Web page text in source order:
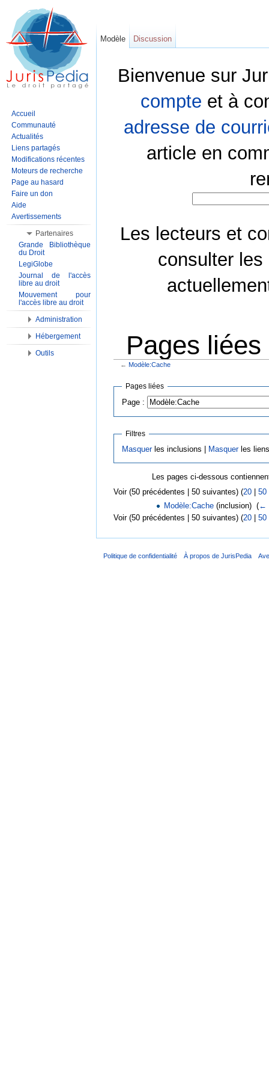
Bienvenue sur
compte et à
adresse de
article en
Les lecteurs et
consulter les
Pages
← Modèle:Cache
Pages liées
Page :
Filtres
Masquerles inclusions | Masquerles
Les pages ci-dessous
Voir (50 précédentes | 50 suivantes) (20 50
Modèle:Cache (inclusion) ‎(←
Voir (50 précédentes | 50 suivantes) (20 50
Modèle Discussion
Accueil
Communauté
Actualités
Liens partagés
Modifications récentes
Moteurs de recherche
Page au hasard
Faire un don
Aide
Avertissements
Partenaires
Grande Bibliothèque
du Droit
LegiGlobe
Journal de l'accès
libre au droit
Mouvement pour
l'accès libre au droit
Administration
Hébergement
Outils
Politique de confidentialité À propos de JurisPedia